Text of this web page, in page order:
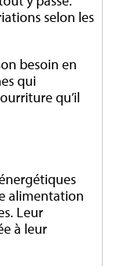
selon les
besoin en
qui
qu’il
alimentation
Leur
à leur